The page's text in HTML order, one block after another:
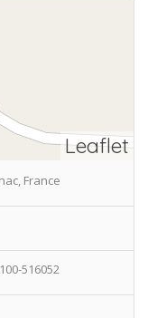
Leaflet
France
516052